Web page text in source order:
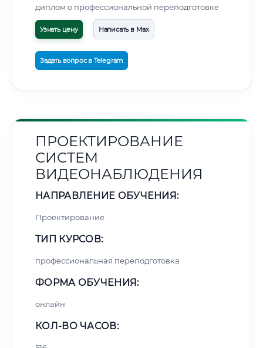
диплом о профессиональной переподготовке
Узнать цену Написать в Max
Задать вопрос в Telegram
ПРОЕКТИРОВАНИЕ
СИСТЕМ
ВИДЕОНАБЛЮДЕНИЯ
НАПРАВЛЕНИЕ ОБУЧЕНИЯ:
Проектирование
ТИП КУРСОВ:
профессиональная переподготовка
ФОРМА ОБУЧЕНИЯ:
онлайн
КОЛ-ВО ЧАСОВ: